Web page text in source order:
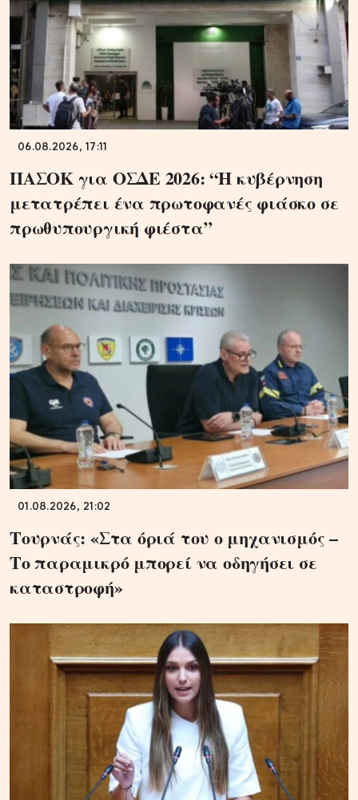
06.08.2026, 17:11
ΠΑΣΟΚ για ΟΣΔΕ 2026: “Η κυβέρνηση
μετατρέπει ένα πρωτοφανές φιάσκο σε
πρωθυπουργική φιέστα”
01.08.2026, 21:02
Τουρνάς: «Στα όριά του ο μηχανισμός –
Το παραμικρό μπορεί να οδηγήσει σε
καταστροφή»